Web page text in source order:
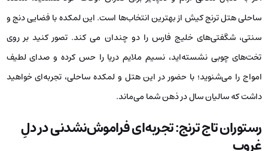
ساحلی هتل ترنج کیش از بهترین انتخاب‌ها است. این لمکده با فضایی دنج و
سنتی، شگفتی‌های خلیج فارس را دو چندان می کند. تصور کنید بر روی
تخت‌های چوبی نشسته‌اید، نسیم ملایم دریا را حس کرده و صدای لطیف
امواج را می‌شنوید؛ با حضور در این هتل و لمکده ساحلی، تجربه‌ای خواهید
داشت که سالیان سال در ذهن شما می‌ماند.
رستوران تاج ترنج: تجربه‌ای فراموش‌نشدنی در دلِ
غروب